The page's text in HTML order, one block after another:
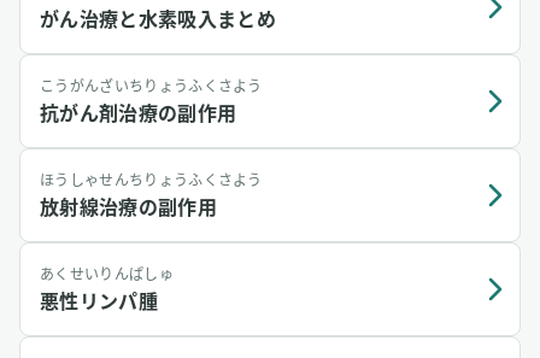
がん治療と水素吸入まとめ
こうがんざいちりょうふくさよう
抗がん剤治療の副作用
ほうしゃせんちりょうふくさよう
放射線治療の副作用
あくせいりんぱしゅ
悪性リンパ腫